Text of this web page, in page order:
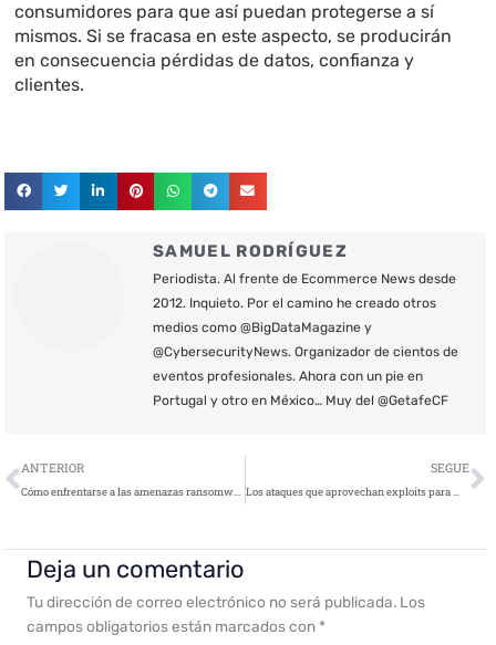
consumidores para que así puedan protegerse a sí
mismos. Si se fracasa en este aspecto, se producirán
en consecuencia pérdidas de datos, confianza y
clientes.
SAMUEL RODRÍGUEZ
Periodista. Al frente de Ecommerce News desde
2012. Inquieto. Por el camino he creado otros
medios como @BigDataMagazine y
@CybersecurityNews. Organizador de cientos de
eventos profesionales. Ahora con un pie en
Portugal y otro en México… Muy del @GetafeCF
Ant
ANTERIOR
Cómo enfrentarse a las amenazas ransomware
SEGUE
Los ataques que aprovechan exploits para Microsoft Office se cuadruplicaron a principios de 2018
Deja un comentario
Tu dirección de correo electrónico no será publicada. Los
campos obligatorios están marcados con *